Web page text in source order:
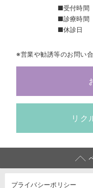
■受付時間
■診療時間
■休診日
※営業や勧誘等のお問い
リク
プライバシーポリシー